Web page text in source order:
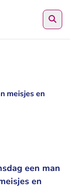
meisjes en
een man
en